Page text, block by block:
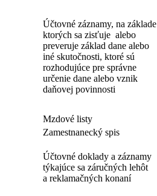
Účtovné záznamy, na základe
ktorých sa zisťuje alebo
preveruje základ dane alebo
iné skutočnosti, ktoré sú
rozhodujúce pre správne
určenie dane alebo vznik
daňovej povinnosti
Mzdové listy
Zamestnanecký spis
Účtovné doklady a záznamy
týkajúce sa záručných lehôt
a reklamačných konaní